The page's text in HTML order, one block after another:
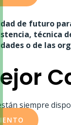
de futuro
técnica
o de las
siempre